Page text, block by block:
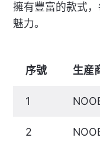
擁有豐富的款式
魅力。
序號 生産
1
2